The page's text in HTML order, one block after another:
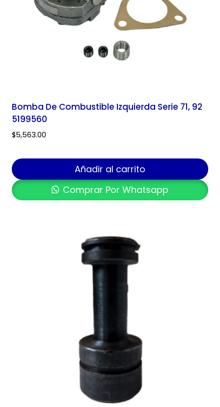
Bomba De Combustible Izquierda Serie 71, 92
5199560
$5,563.00
Añadir al carrito
Comprar Por Whatsapp